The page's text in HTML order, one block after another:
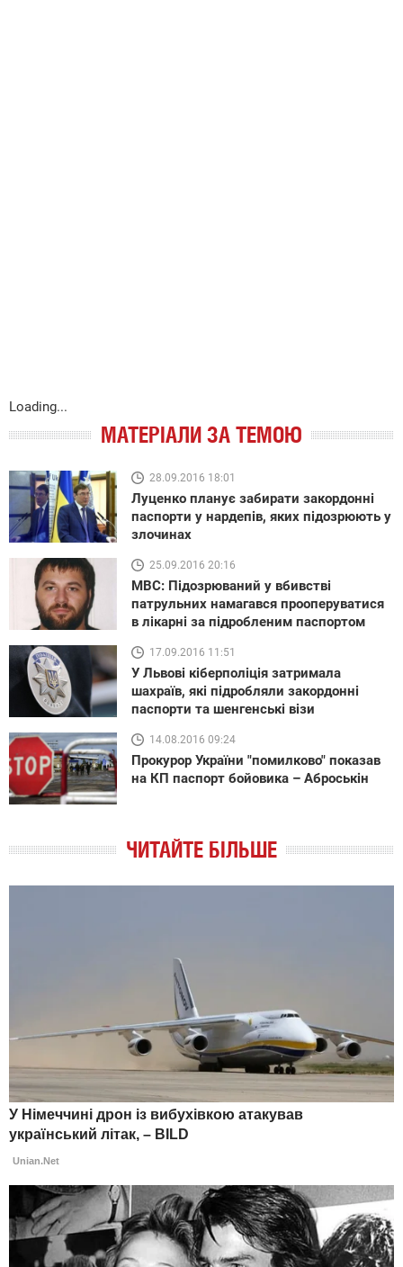
Loading...
МАТЕРІАЛИ ЗА ТЕМОЮ
28.09.2016 18:01
Луценко планує забирати закордонні
паспорти у нардепів, яких підозрюють у
злочинах
25.09.2016 20:16
МВС: Підозрюваний у вбивстві
патрульних намагався прооперуватися
в лікарні за підробленим паспортом
17.09.2016 11:51
У Львові кіберполіція затримала
шахраїв, які підробляли закордонні
паспорти та шенгенські візи
14.08.2016 09:24
Прокурор України "помилково" показав
на КП паспорт бойовика – Аброськін
ЧИТАЙТЕ БІЛЬШЕ